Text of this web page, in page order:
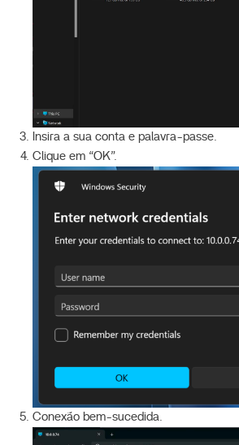
Insira a sua conta e palavra-passe.
Clique em “OK”.
Conexão bem-sucedida.